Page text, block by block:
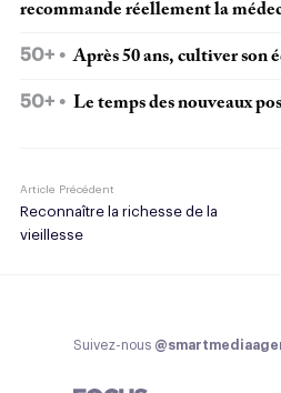
recommande réellement la
50+ Après 50 ans, cultiver son
50+ Le temps des nouveaux
Article Précédent
Reconnaître la richesse de la
vieillesse
Suivez-nous